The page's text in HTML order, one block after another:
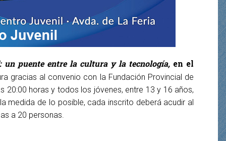
un puente entre la cultura y la tecnología, en el
gracias al convenio con la Fundación Provincial de
20:00 horas y todos los jóvenes, entre 13 y 16 años,
medida de lo posible, cada inscrito deberá acudir al
a 20 personas.